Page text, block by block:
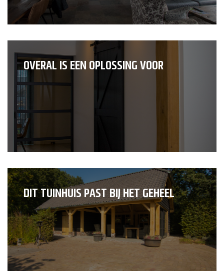
OVERAL IS EEN OPLOSSING VOOR
DIT TUINHUIS PAST BIJ HET GEHEEL